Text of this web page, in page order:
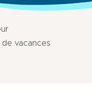
de vacances